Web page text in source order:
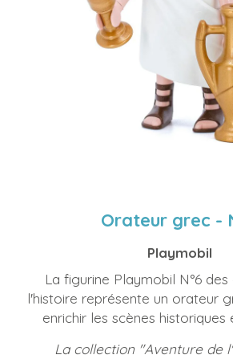
Orateur grec -
Playmobil
La figurine Playmobil N°6
l'histoire représente un orateur
enrichir les scènes historiques
La collection "Aventure de